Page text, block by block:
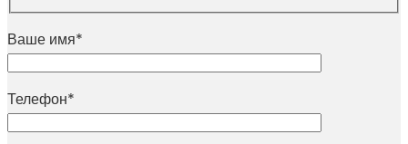
Ваше имя*
Телефон*